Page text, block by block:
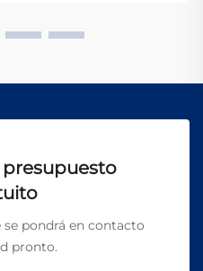
pondrá en contacto
pronto.